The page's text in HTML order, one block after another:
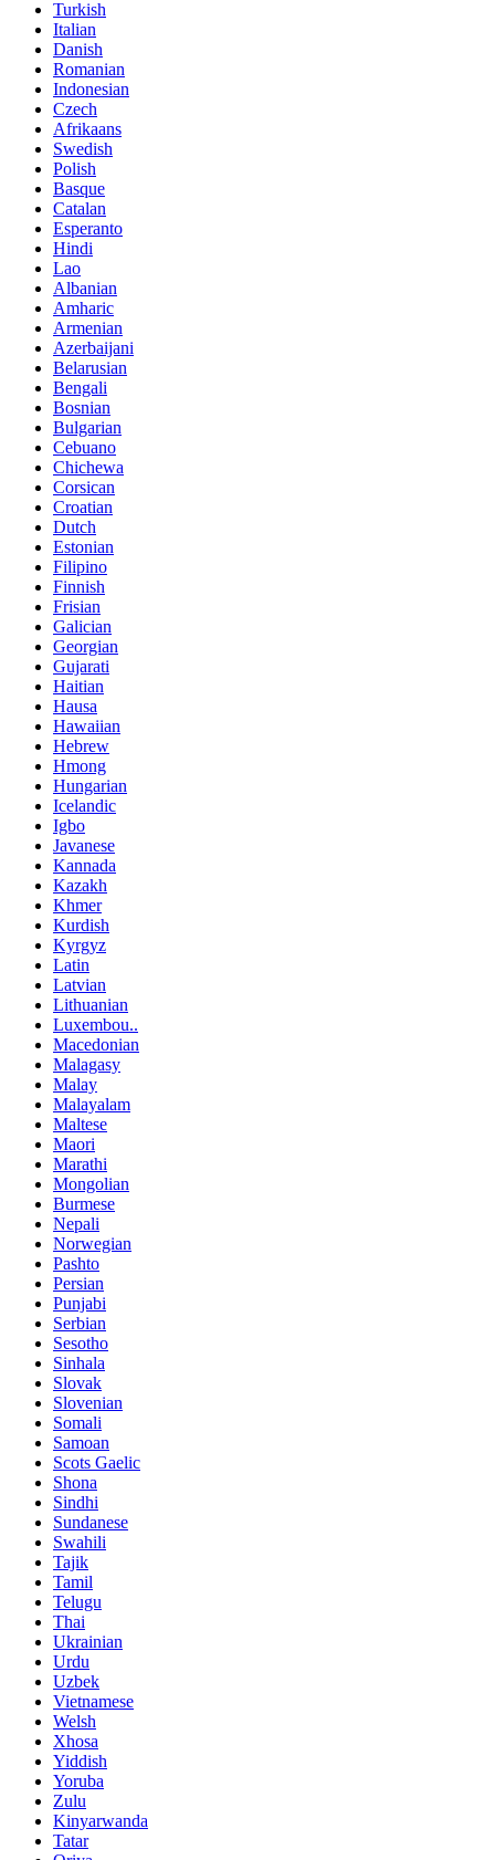
Turkish
Italian
Danish
Romanian
Indonesian
Czech
Afrikaans
Swedish
Polish
Basque
Catalan
Esperanto
Hindi
Lao
Albanian
Amharic
Armenian
Azerbaijani
Belarusian
Bengali
Bosnian
Bulgarian
Cebuano
Chichewa
Corsican
Croatian
Dutch
Estonian
Filipino
Finnish
Frisian
Galician
Georgian
Gujarati
Haitian
Hausa
Hawaiian
Hebrew
Hmong
Hungarian
Icelandic
Igbo
Javanese
Kannada
Kazakh
Khmer
Kurdish
Kyrgyz
Latin
Latvian
Lithuanian
Luxembou..
Macedonian
Malagasy
Malay
Malayalam
Maltese
Maori
Marathi
Mongolian
Burmese
Nepali
Norwegian
Pashto
Persian
Punjabi
Serbian
Sesotho
Sinhala
Slovak
Slovenian
Somali
Samoan
Scots Gaelic
Shona
Sindhi
Sundanese
Swahili
Tajik
Tamil
Telugu
Thai
Ukrainian
Urdu
Uzbek
Vietnamese
Welsh
Xhosa
Yiddish
Yoruba
Zulu
Kinyarwanda
Tatar